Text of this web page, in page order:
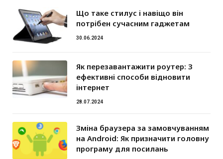
Що таке стилус і навіщо він
потрібен сучасним гаджетам
30.06.2024
Як перезавантажити роутер: 3
ефективні способи відновити
інтернет
28.07.2024
Зміна браузера за замовчуванням
на Android: Як призначити головну
програму для посилань